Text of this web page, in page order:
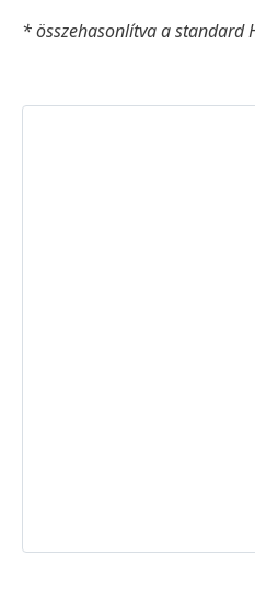
* összehasonlítva a standard